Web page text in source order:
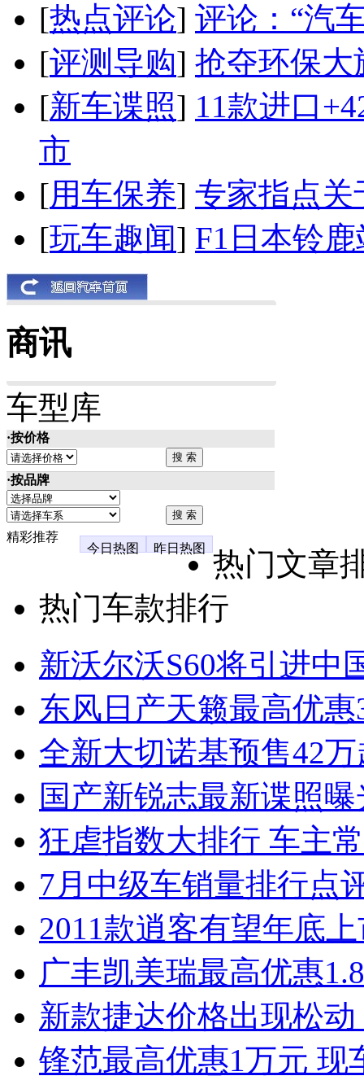
[热点评论] 评论：“汽
[评测导购] 抢夺环保大
[新车谍照] 11款进口
市
[用车保养] 专家指点关
[玩车趣闻] F1日本铃
商讯
车型库
·按价格
·按品牌
精彩推荐
今日热图
昨日热图
热门文章
热门车款排行
新沃尔沃S60将引进中
东风日产天籁最高优
全新大切诺基预售42
国产新锐志最新谍照
狂虐指数大排行 车主
7月中级车销量排行点
2011款逍客有望年底
广丰凯美瑞最高优惠
新款捷达价格出现松
锋范最高优惠1万元 现